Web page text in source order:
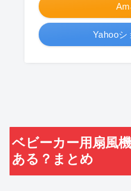
Yahooシ
ベビーカー用扇風
ある？まとめ